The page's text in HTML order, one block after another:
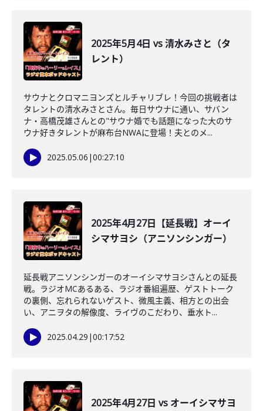
2025年5月4日 vs 清水みさと（タ
レント）
サウナとクロマニヨンズとルチャリブレ！今回の挑戦者は
タレントの清水みさとさん。毎日サウナに通い、サバン
ナ・高橋茂雄さんとの"サウナ婚でも話題になった大のサ
ウナ好きタレントが麻布台NWAに登場！夫とのメ...
2025.05.06 |00:27:10
2025年4月27日【延長戦】オーイ
シマサヨシ（アニソンシンガー）
延長戦アニソンシンガーのオーイシマサヨシさんとの延長
戦。ラジオMCあるある、ラジオ番組遍歴、ゲストトーク
の裏側、忘れられないゲスト、微風主義、相方との出会
い、アニヲタの解像度、ライヴのこだわり、垂水ト...
2025.04.29 |00:17:52
2025年4月27日 vs オーイシマサヨ